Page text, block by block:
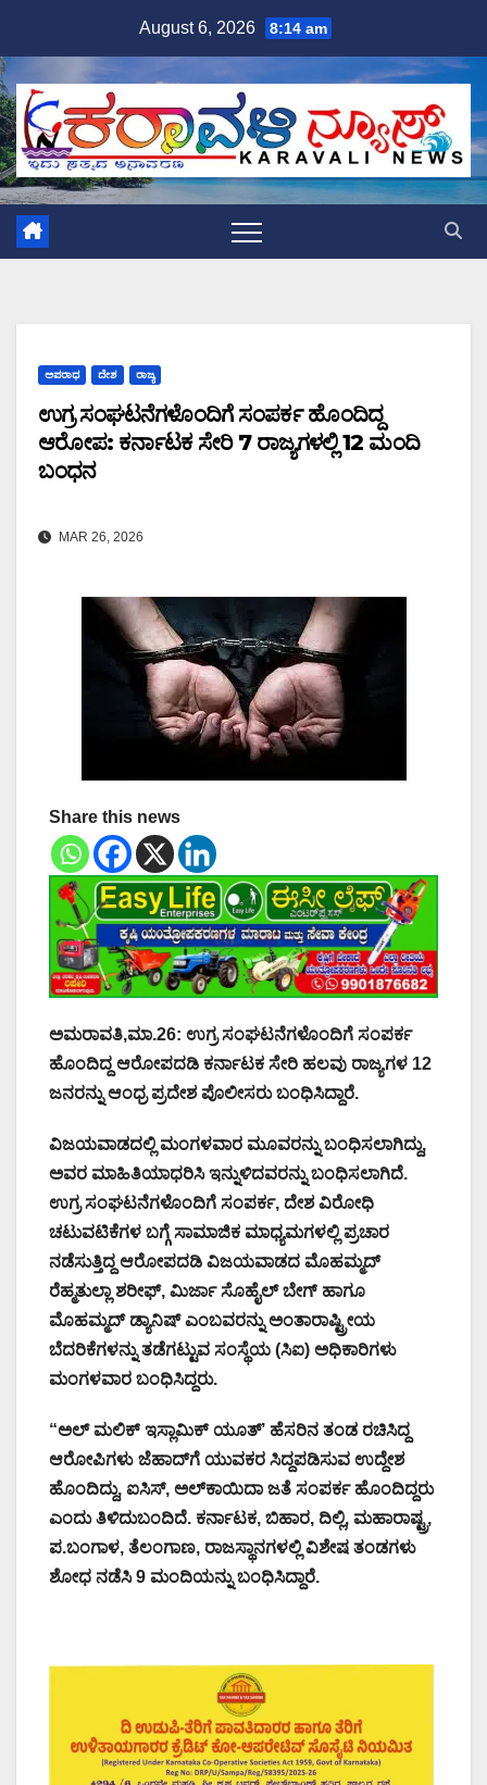
content
August 6, 2026 8:14 am
ಅಪರಾಧ ದೇಶ ರಾಜ್ಯ
ಉಗ್ರ ಸಂಘಟನೆಗಳೊಂದಿಗೆ ಸಂಪರ್ಕ ಹೊಂದಿದ್ದ
ಆರೋಪ: ಕರ್ನಾಟಕ ಸೇರಿ 7 ರಾಜ್ಯಗಳಲ್ಲಿ 12 ಮಂದಿ
ಬಂಧನ
MAR 26, 2026
Share this news
ಅಮರಾವತಿ,ಮಾ.26: ಉಗ್ರ ಸಂಘಟನೆಗಳೊಂದಿಗೆ ಸಂಪರ್ಕ
ಹೊಂದಿದ್ದ ಆರೋಪದಡಿ ಕರ್ನಾಟಕ ಸೇರಿ ಹಲವು ರಾಜ್ಯಗಳ 12
ಜನರನ್ನು ಆಂಧ್ರ ಪ್ರದೇಶ ಪೊಲೀಸರು ಬಂಧಿಸಿದ್ದಾರೆ.
ವಿಜಯವಾಡದಲ್ಲಿ ಮಂಗಳವಾರ ಮೂವರನ್ನು ಬಂಧಿಸಲಾಗಿದ್ದು,
ಅವರ ಮಾಹಿತಿಯಾಧರಿಸಿ ಇನ್ನುಳಿದವರನ್ನು ಬಂಧಿಸಲಾಗಿದೆ.
ಉಗ್ರ ಸಂಘಟನೆಗಳೊಂದಿಗೆ ಸಂಪರ್ಕ, ದೇಶ ವಿರೋಧಿ
ಚಟುವಟಿಕೆಗಳ ಬಗ್ಗೆ ಸಾಮಾಜಿಕ ಮಾಧ್ಯಮಗಳಲ್ಲಿ ಪ್ರಚಾರ
ನಡೆಸುತ್ತಿದ್ದ ಆರೋಪದಡಿ ವಿಜಯವಾಡದ ಮೊಹಮ್ಮದ್
ರೆಹ್ಮತುಲ್ಲಾ ಶರೀಫ್, ಮಿರ್ಜಾ ಸೊಹೈಲ್ ಬೇಗ್ ಹಾಗೂ
ಮೊಹಮ್ಮದ್ ಡ್ಯಾನಿಷ್ ಎಂಬವರನ್ನು ಅಂತಾರಾಷ್ಟ್ರೀಯ
ಬೆದರಿಕೆಗಳನ್ನು ತಡೆಗಟ್ಟುವ ಸಂಸ್ಥೆಯ (ಸಿಐ) ಅಧಿಕಾರಿಗಳು
ಮಂಗಳವಾರ ಬಂಧಿಸಿದ್ದರು.
“ಅಲ್ ಮಲಿಕ್ ಇಸ್ಲಾಮಿಕ್ ಯೂತ್’ ಹೆಸರಿನ ತಂಡ ರಚಿಸಿದ್ದ
ಆರೋಪಿಗಳು ಜೆಹಾದ್‌ಗೆ ಯುವಕರ ಸಿದ್ದಪಡಿಸುವ ಉದ್ದೇಶ
ಹೊಂದಿದ್ದು, ಐಸಿಸ್, ಅಲ್‌ಕಾಯಿದಾ ಜತೆ ಸಂಪರ್ಕ ಹೊಂದಿದ್ದರು
ಎಂದು ತಿಳಿದುಬಂದಿದೆ. ಕರ್ನಾಟಕ, ಬಿಹಾರ, ದಿಲ್ಲಿ, ಮಹಾರಾಷ್ಟ್ರ,
ಪ.ಬಂಗಾಳ, ತೆಲಂಗಾಣ, ರಾಜಸ್ಥಾನಗಳಲ್ಲಿ ವಿಶೇಷ ತಂಡಗಳು
ಶೋಧ ನಡೆಸಿ 9 ಮಂದಿಯನ್ನು ಬಂಧಿಸಿದ್ದಾರೆ.